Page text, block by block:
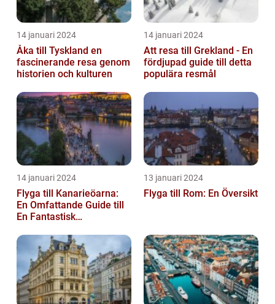
14 januari 2024
Åka till Tyskland en
fascinerande resa genom
historien och kulturen
14 januari 2024
Att resa till Grekland - En
fördjupad guide till detta
populära resmål
14 januari 2024
Flyga till Kanarieöarna:
En Omfattande Guide till
En Fantastisk
13 januari 2024
Flyga till Rom: En Översikt